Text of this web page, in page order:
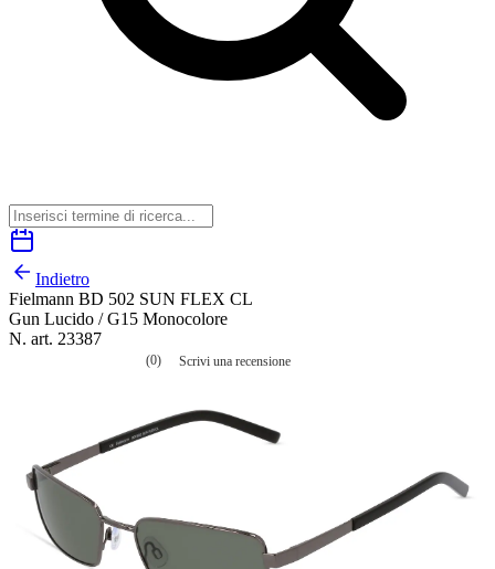
Indietro
Fielmann BD 502 SUN FLEX CL
Gun Lucido / G15 Monocolore
N. art. 23387
0.0
Leggi
(0) Scrivi una recensione